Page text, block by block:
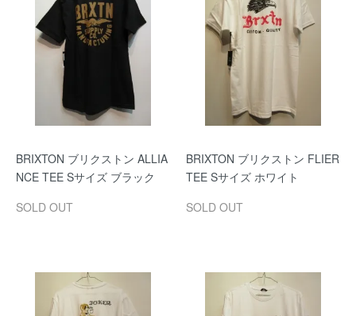
BRIXTON ブリクストン ALLIA
NCE TEE Sサイズ ブラック
SOLD OUT
BRIXTON ブリクストン FLIER
TEE Sサイズ ホワイト
SOLD OUT